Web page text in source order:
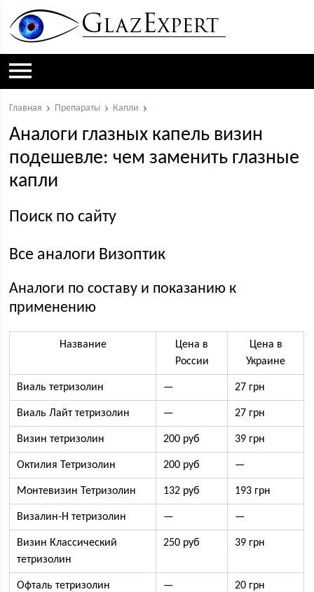
Главная Препараты Капли
Аналоги глазных капель визин
подешевле: чем заменить глазные
капли
Поиск по сайту
Все аналоги Визоптик
Аналоги по составу и показанию к
применению
Название
Цена в
России
Цена в
Украине
Виаль тетризолин — 27 грн
Виаль Лайт тетризолин — 27 грн
Визин тетризолин 200 руб 39 грн
Октилия Тетризолин 200 руб —
Монтевизин Тетризолин 132 руб 193 грн
Визалин-Н тетризолин — —
Визин Классический
тетризолин
250 руб 39 грн
Офталь тетризолин — 20 грн